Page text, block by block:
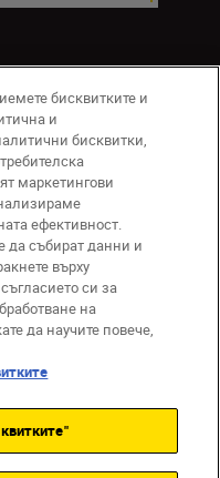
Back to top
бисквитките и
и
бисквитки,
маркетингови
ефективност.
да събират данни и
върху
си за
на
да научите повече,